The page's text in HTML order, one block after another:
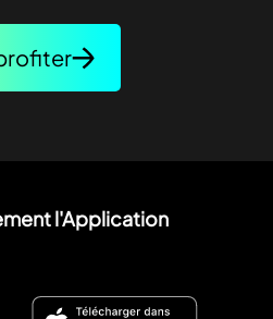
l'Application